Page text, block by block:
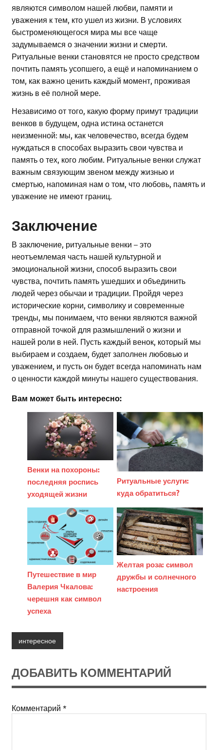
являются символом нашей любви, памяти и
уважения к тем, кто ушел из жизни. В условиях
быстроменяющегося мира мы все чаще
задумываемся о значении жизни и смерти.
Ритуальные венки становятся не просто средством
почтить память усопшего, а ещё и напоминанием о
том, как важно ценить каждый момент, проживая
жизнь в её полной мере.
Независимо от того, какую форму примут традиции
венков в будущем, одна истина останется
неизменной: мы, как человечество, всегда будем
нуждаться в способах выразить свои чувства и
память о тех, кого любим. Ритуальные венки служат
важным связующим звеном между жизнью и
смертью, напоминая нам о том, что любовь, память и
уважение не имеют границ.
Заключение
В заключение, ритуальные венки – это
неотъемлемая часть нашей культурной и
эмоциональной жизни, способ выразить свои
чувства, почтить память ушедших и объединить
людей через обычаи и традиции. Пройдя через
исторические корни, символику и современные
тренды, мы понимаем, что венки являются важной
отправной точкой для размышлений о жизни и
нашей роли в ней. Пусть каждый венок, который мы
выбираем и создаем, будет заполнен любовью и
уважением, и пусть он будет всегда напоминать нам
о ценности каждой минуты нашего существования.
Вам может быть интересно:
Венки на похороны:
последняя роспись
уходящей жизни
Ритуальные услуги:
куда обратиться?
Путешествие в мир
Валерия Чкалова:
черешня как символ
успеха
Желтая роза: символ
дружбы и солнечного
настроения
интересное
ДОБАВИТЬ КОММЕНТАРИЙ
Комментарий *